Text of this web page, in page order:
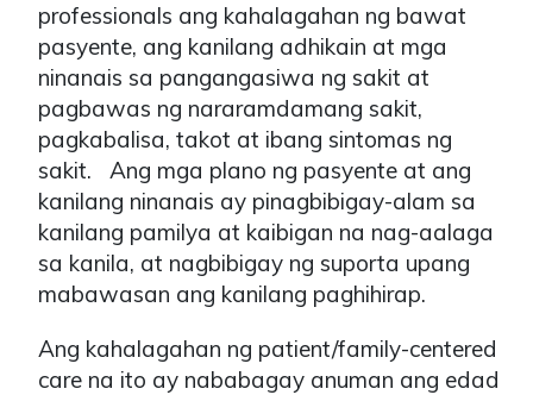
professionals ang kahalagahan ng bawat
pasyente, ang kanilang adhikain at mga
ninanais sa pangangasiwa ng sakit at
pagbawas ng nararamdamang sakit,
pagkabalisa, takot at ibang sintomas ng
sakit. Ang mga plano ng pasyente at ang
kanilang ninanais ay pinagbibigay-alam sa
kanilang pamilya at kaibigan na nag-aalaga
sa kanila, at nagbibigay ng suporta upang
mabawasan ang kanilang paghihirap.
Ang kahalagahan ng patient/family-centered
care na ito ay nababagay anuman ang edad